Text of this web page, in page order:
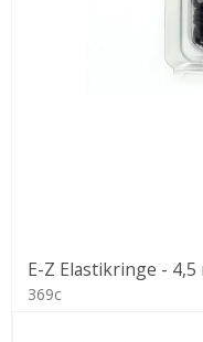
E-Z Elastikringe - 4,5
369c